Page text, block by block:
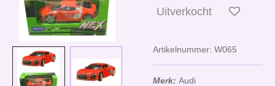
Uitverkocht
Artikelnummer: W065
Merk: Audi